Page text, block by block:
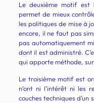
Le deuxième motif est
permet de mieux
les politiques de mise à
encore, il ne faut pas
pas automatiquement
dont il est administré.
qui apporte méthode,
Le troisième motif est
n’ont ni l’intérêt ni les
couches techniques